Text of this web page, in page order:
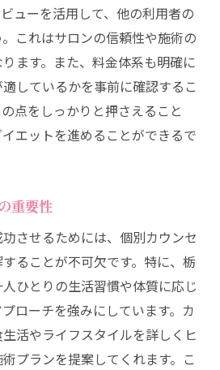
ューを活用して、他の利用者の
これはサロンの信頼性や施術の
ます。また、料金体系も明確に
しているかを事前に確認するこ
点をしっかりと押さえること
エットを進めることができるで
重要性
させるためには、個別カウンセ
ることが不可欠です。特に、栃
ひとりの生活習慣や体質に応じ
ローチを強みにしています。カ
活やライフスタイルを詳しくヒ
プランを提案してくれます。こ